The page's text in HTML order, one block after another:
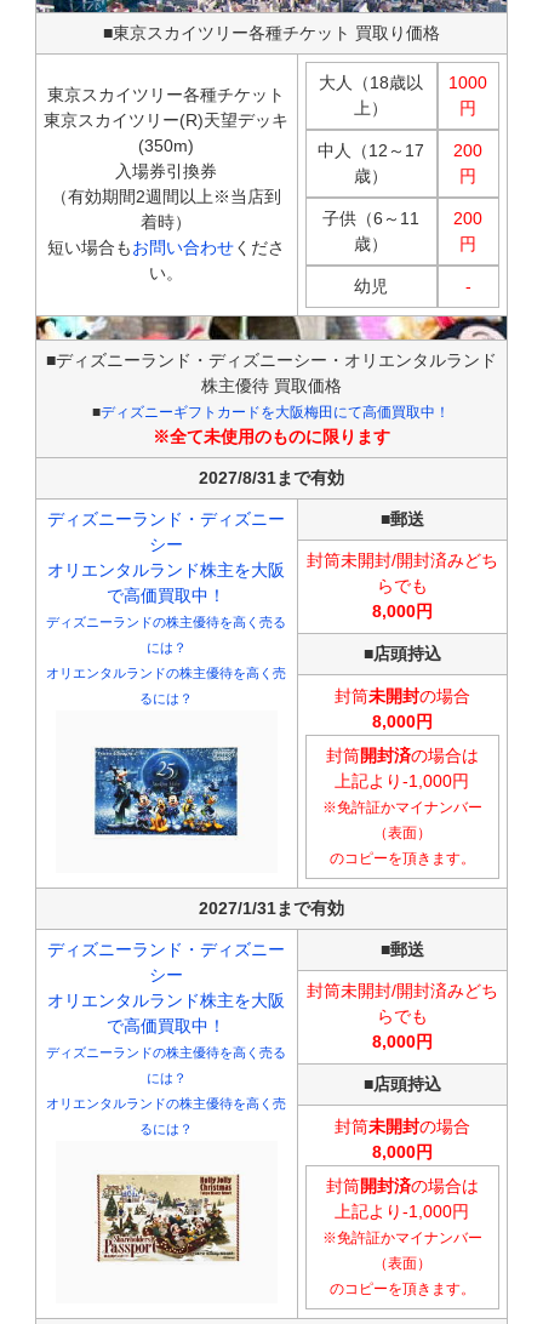
■東京スカイツリー各種チケット 買取り価格
東京スカイツリー各種チケット
東京スカイツリー(R)天望デッキ
(350m)
入場券引換券
（有効期間2週間以上※当店到
着時）
短い場合もお問い合わせくださ
い。
大人（18歳以
上）
1000
円
中人（12～17
歳）
200
円
子供（6～11
歳）
200
円
幼児 -
■ディズニーランド・ディズニーシー・オリエンタルランド
株主優待 買取価格
■ディズニーギフトカードを大阪梅田にて高価買取中！
※全て未使用のものに限ります
2027/8/31まで有効
ディズニーランド・ディズニー
シー
オリエンタルランド株主を大阪
で高価買取中！
ディズニーランドの株主優待を高く売る
には？
オリエンタルランドの株主優待を高く売
るには？
■郵送
封筒未開封/開封済みどち
らでも
8,000円
■店頭持込
封筒未開封の場合
8,000円
封筒開封済の場合は
上記より-1,000円
※免許証かマイナンバー
（表面）
のコピーを頂きます。
2027/1/31まで有効
ディズニーランド・ディズニー
シー
オリエンタルランド株主を大阪
で高価買取中！
ディズニーランドの株主優待を高く売る
には？
オリエンタルランドの株主優待を高く売
るには？
■郵送
封筒未開封/開封済みどち
らでも
8,000円
■店頭持込
封筒未開封の場合
8,000円
封筒開封済の場合は
上記より-1,000円
※免許証かマイナンバー
（表面）
のコピーを頂きます。